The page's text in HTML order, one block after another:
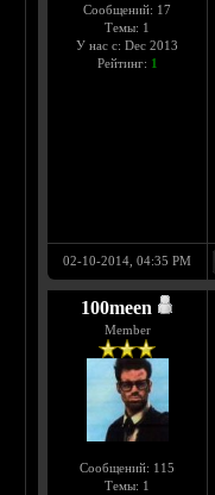
Сообщений: 17
Темы: 1
У нас с: Dec 2013
Рейтинг: 1
02-10-2014, 04:35 PM
100meen
Member
Сообщений: 115
Темы: 1